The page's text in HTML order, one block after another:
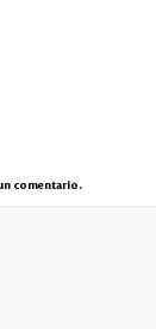
comentario.